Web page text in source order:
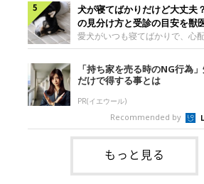
犬の散歩に行くときの注意点は
きもち投稿写真ギャラリーーー夏
散歩に行くときは、どのようなこ
をするとよい
と不安になることもあります。今
が急に走り回る理由や見極め方な
て、いぬのきもち獣医師相談室
先生に伺いました。犬が急に走
ラリー犬が突然走り回る行動は
珍しいものではないと考えられて
体にたまったエ
か？その様子に、愛犬が夏バテで
るのか、元気がないのかなど不安
方もいるのではないかと思いま
は、犬が寝てばかりいるときに
かを見極める方法はあるのでしょ
「犬の活動量が夏に減る理由と
いて、いぬのきもち獣医師相談室
き先生に話を聞きました。Q. 夏
動量が減る理由は？ いぬのきも
真ギャラリーーー夏に愛犬の活
と感じる飼い主さんもいるようで
としてどのようなこ
犬が寝てばかりだけど大丈夫
の見分け方と受診の目安を獣
説
愛犬がいつも寝てばかりで、心
とはありませんか？今回は、犬
や気を付けたほうがよい睡眠・
眠の違い、犬が寝てばかりいる
法について、いぬのきもち獣医師
岡本りさ先生に聞きました。そも
睡眠時間はどれくらい？いぬの
写真ギャラリー――一般的に、
何時間くらい睡眠をとるのでしょ
本先生： 「犬の睡眠時間は、一
子犬のときは18～20時間程度、
～15時間程度、シニア犬になる
「持ち家を売る時のNG行為
だけで得する事とは
PR(イエウール)
Recommended by
もっと見る